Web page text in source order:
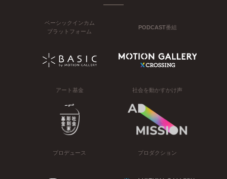
ベーシックインカム
プラットフォーム
PODCAST番組
アート基金 社会を動かすかけ声
プロデュース プロダクション